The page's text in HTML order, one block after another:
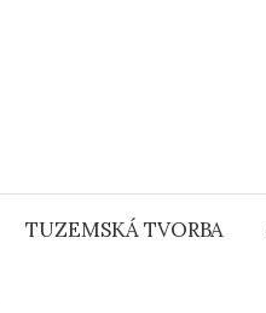
TUZEMSKÁ TVORBA